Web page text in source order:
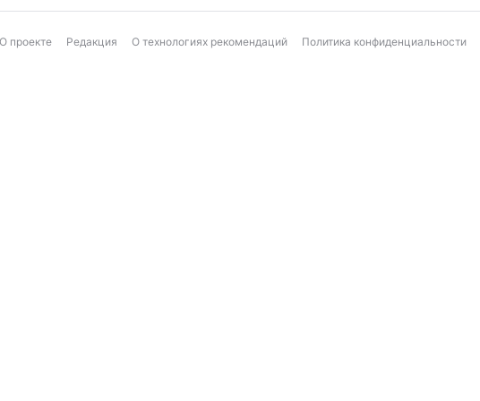
О проекте Редакция О технологиях рекомендаций Политика конфиденциальности